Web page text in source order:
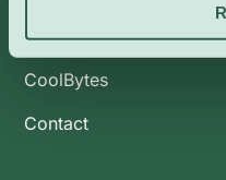
À propos de nous
CoolBytes
Contact